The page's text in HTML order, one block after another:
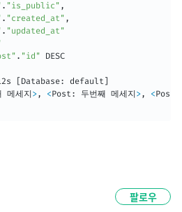
. "is_public" ,
. "created_at" ,
. "updated_at"
. "id" DESC
Database: default
메세지 >, <Post : 두번째 메세지 >, <Post
팔로우